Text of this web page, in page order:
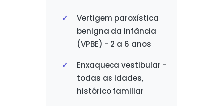
Vertigem paroxística
benigna da infância
(VPBE) - 2 a 6 anos
Enxaqueca vestibular -
todas as idades,
histórico familiar